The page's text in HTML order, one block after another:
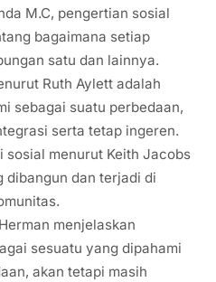
M.C, pengertian sosial
bagaimana setiap
satu dan lainnya.
Ruth Aylett adalah
sebagai suatu perbedaan,
serta tetap ingeren.
sosial menurut Keith Jacobs
dibangun dan terjadi di
menjelaskan
sesuatu yang dipahami
akan tetapi masih